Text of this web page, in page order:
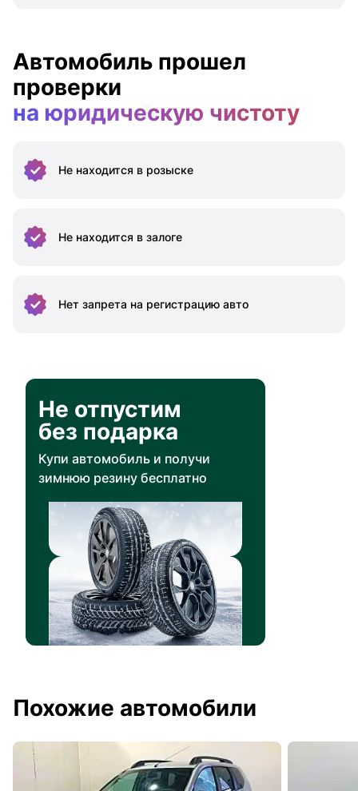
Автомобиль прошел
проверки
на юридическую чистоту
Не находится в розыске
Не находится в залоге
Нет запрета на регистрацию авто
Не отпустим
без подарка
Купи автомобиль и получи
зимнюю резину бесплатно
Похожие автомобили